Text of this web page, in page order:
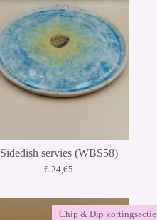
Sidedish servies (WBS58)
€ 24,65
Chip & Dip kortingsactie